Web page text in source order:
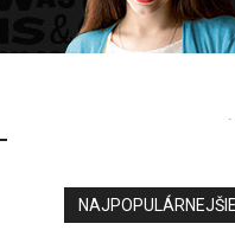
-
NAJPOPULÁRNEJŠIE